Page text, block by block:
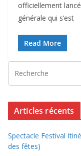
officiellement
générale qui s’est
Read More
Articles récents
Spectacle Festival
des fêtes)